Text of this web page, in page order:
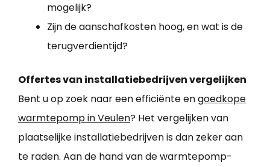
mogelijk?
Zijn de aanschafkosten hoog, en wat is de
terugverdientijd?
Offertes van installatiebedrijven vergelijken
Bent u op zoek naar een efficiënte engoedkope
warmtepomp in Veulen? Het vergelijken van
plaatselijke installatiebedrijven is dan zeker aan
te raden. Aan de hand van de warmtepomp-